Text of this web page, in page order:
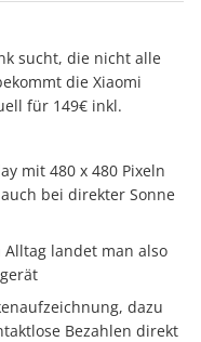
sucht, die nicht alle
die Xiaomi
für 149€ inkl.
mit 480 x 480 Pixeln
bei direkter Sonne
Alltag landet man also
dazu
Bezahlen direkt